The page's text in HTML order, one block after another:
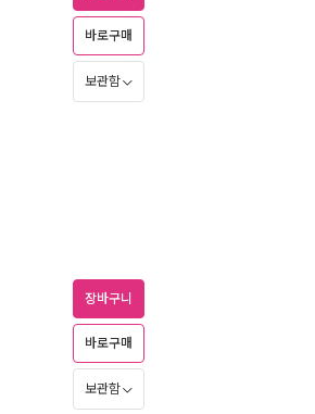
바로구매
보관함
장바구니
바로구매
보관함